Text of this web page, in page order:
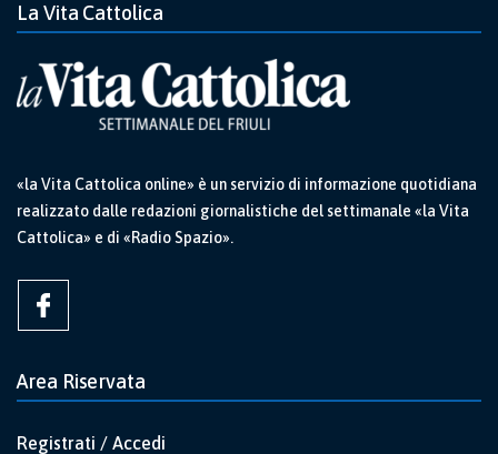
La Vita Cattolica
«la Vita Cattolica online» è un servizio di informazione quotidiana
realizzato dalle redazioni giornalistiche del settimanale «la Vita
Cattolica» e di «Radio Spazio».
Area Riservata
Registrati / Accedi